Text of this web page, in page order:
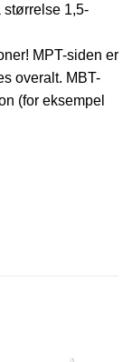
størrelse 1,5-
MPT-siden er
overalt. MBT-
(for eksempel